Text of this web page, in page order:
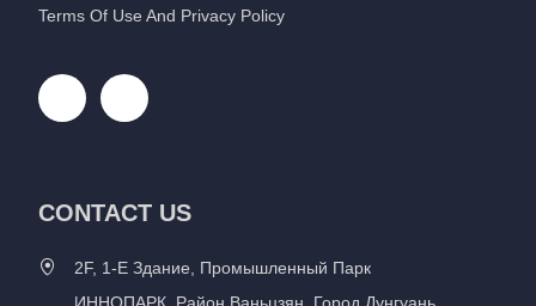
Terms Of Use And Privacy Policy
CONTACT US
2F, 1-Е Здание, Промышленный Парк